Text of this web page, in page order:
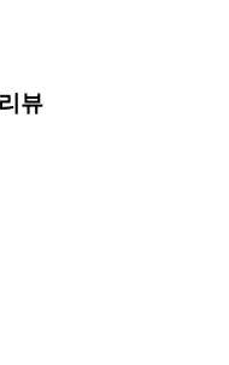
뷰